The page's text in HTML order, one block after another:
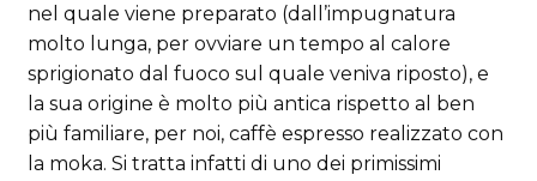
nel quale viene preparato (dall’impugnatura
molto lunga, per ovviare un tempo al calore
sprigionato dal fuoco sul quale veniva riposto), e
la sua origine è molto più antica rispetto al ben
più familiare, per noi, caffè espresso realizzato con
la moka. Si tratta infatti di uno dei primissimi